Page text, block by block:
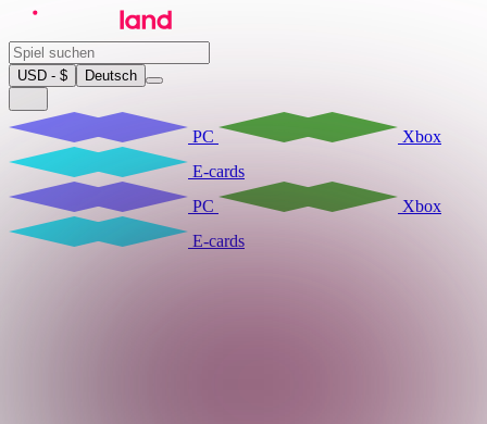
USD - $ Deutsch
PC
Xbox
E-cards
PC
Xbox
E-cards